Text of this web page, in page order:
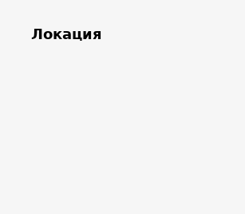
Локация